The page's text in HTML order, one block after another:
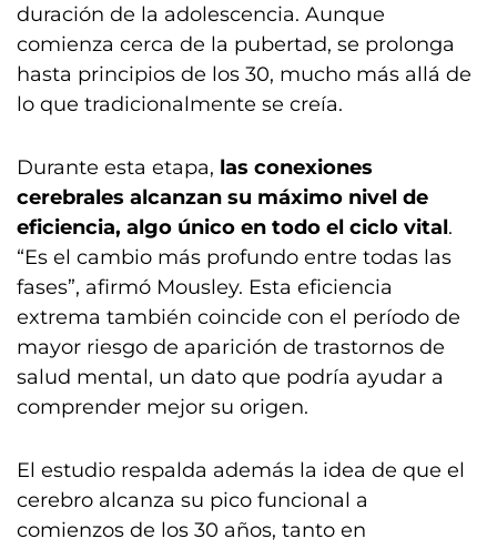
duración de la adolescencia. Aunque
comienza cerca de la pubertad, se prolonga
hasta principios de los 30, mucho más allá de
lo que tradicionalmente se creía.
Durante esta etapa, las conexiones
cerebrales alcanzan su máximo nivel de
eficiencia, algo único en todo el ciclo vital.
“Es el cambio más profundo entre todas las
fases”, afirmó Mousley. Esta eficiencia
extrema también coincide con el período de
mayor riesgo de aparición de trastornos de
salud mental, un dato que podría ayudar a
comprender mejor su origen.
El estudio respalda además la idea de que el
cerebro alcanza su pico funcional a
comienzos de los 30 años, tanto en